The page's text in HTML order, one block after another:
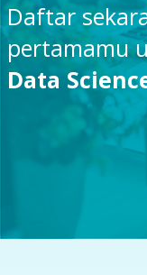
Daftar
pertamamu
Data